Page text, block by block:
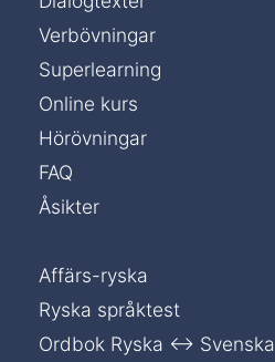
Verbövningar
Superlearning
Online kurs
Hörövningar
FAQ
Åsikter
Affärs-ryska
Ryska språktest
Ordbok Ryska ↔ Svenska